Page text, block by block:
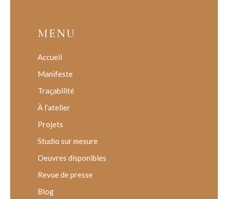
MENU
Accueil
Manifeste
Traçabilité
À l’atelier
Projets
Studio sur mesure
Oeuvres disponibles
Revue de presse
Blog